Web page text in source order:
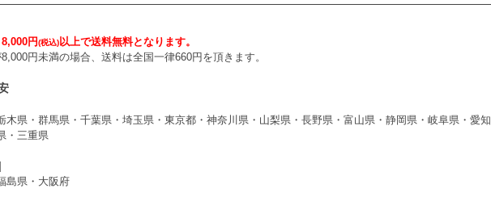
円(税込)以上で送料無料となります。
円未満の場合、送料は全国一律660円を頂きます。
木県・群馬県・千葉県・埼玉県・東京都・神奈川県・山梨県・長野県・富山県・静岡県・岐阜県・愛知
・三重県
島県・大阪府